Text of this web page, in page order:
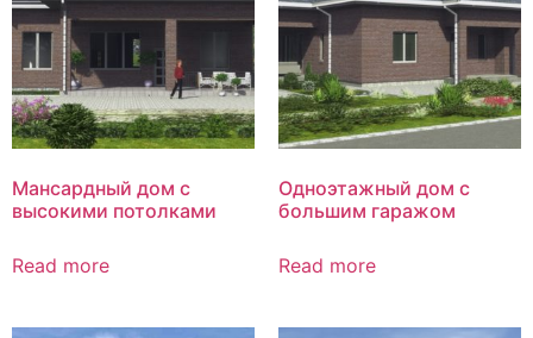
Мансардный дом с
высокими потолками
Read more
Одноэтажный дом с
большим гаражом
Read more